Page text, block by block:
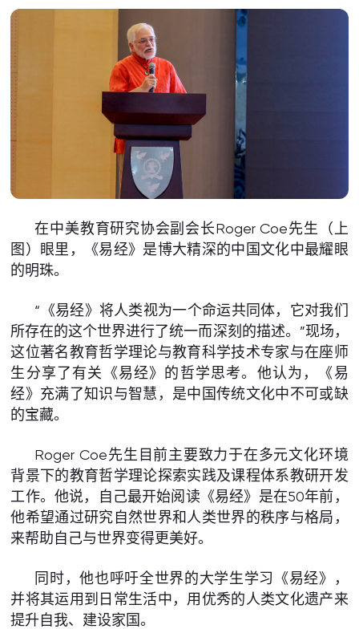
在中美教育研究协会副会长Roger Coe先生（上
图）眼里，《易经》是博大精深的中国文化中最耀眼
的明珠。
“《易经》将人类视为一个命运共同体，它对我们
所存在的这个世界进行了统一而深刻的描述。”现场，
这位著名教育哲学理论与教育科学技术专家与在座师
生分享了有关《易经》的哲学思考。他认为，《易
经》充满了知识与智慧，是中国传统文化中不可或缺
的宝藏。
Roger Coe先生目前主要致力于在多元文化环境
背景下的教育哲学理论探索实践及课程体系教研开发
工作。他说，自己最开始阅读《易经》是在50年前，
他希望通过研究自然世界和人类世界的秩序与格局，
来帮助自己与世界变得更美好。
同时，他也呼吁全世界的大学生学习《易经》，
并将其运用到日常生活中，用优秀的人类文化遗产来
提升自我、建设家国。